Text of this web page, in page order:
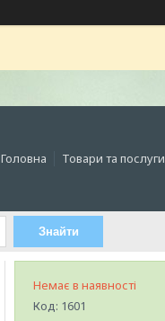
Головна Товари та послуги
Знайти
Немає в наявності
Код: 1601